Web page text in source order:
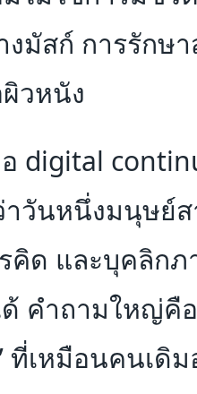
มัสก์ การรักษ
วหนัง
digital
วันหนึ่งมนุษย์ส
คิด และบุคลิก
คำถามใหญ่คื
ที่เหมือนคนเดิ